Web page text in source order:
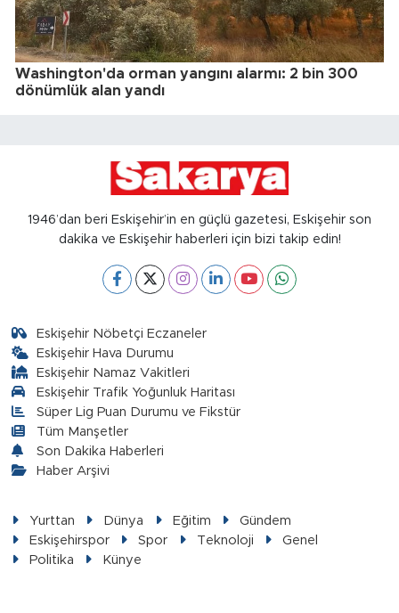
Washington'da orman yangını alarmı: 2 bin 300
dönümlük alan yandı
1946’dan beri Eskişehir’in en güçlü gazetesi, Eskişehir son
dakika ve Eskişehir haberleri için bizi takip edin!
Eskişehir Nöbetçi Eczaneler
Eskişehir Hava Durumu
Eskişehir Namaz Vakitleri
Eskişehir Trafik Yoğunluk Haritası
Süper Lig Puan Durumu ve Fikstür
Tüm Manşetler
Son Dakika Haberleri
Haber Arşivi
Yurttan Dünya Eğitim
Gündem
Eskişehirspor
Spor Teknoloji
Genel
Politika
Künye